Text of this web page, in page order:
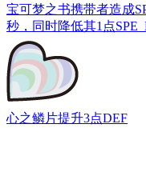
宝可梦之书携带者造成
秒，同时降低其1点
心之鳞片提升3点DEF